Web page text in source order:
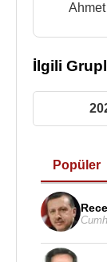
Ahmet
İlgili
Popüler